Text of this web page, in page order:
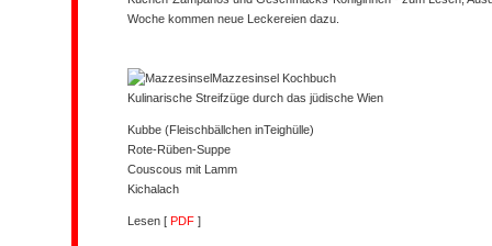
Woche kommen neue Leckereien dazu.
Mazzesinsel Kochbuch
Kulinarische Streifzüge durch das jüdische Wien
Kubbe (Fleischbällchen inTeighülle)
Rote-Rüben-Suppe
Couscous mit Lamm
Kichalach
Lesen [ PDF ]